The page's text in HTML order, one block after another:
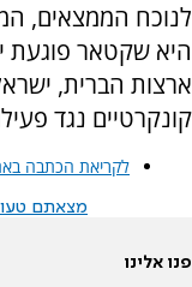
לנוכח הממצאים,
היא שקטאר פוגעת
ארצות הברית,
קונקרטיים נגד
לקריאת הכתבה
מצאתם
פנו אלינו